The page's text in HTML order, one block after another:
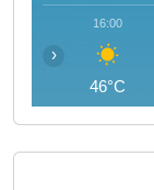
16:00
46°C
‹